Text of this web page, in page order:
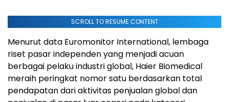
SCROLL TO RESUME CONTENT
Menurut data Euromonitor International, lembaga
riset pasar independen yang menjadi acuan
berbagai pelaku industri global, Haier Biomedical
meraih peringkat nomor satu berdasarkan total
pendapatan dari aktivitas penjualan global dan